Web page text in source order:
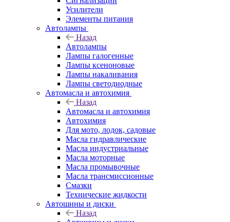
Усилители
Элементы питания
Автолампы
Назад
Автолампы
Лампы галогенные
Лампы ксеноновые
Лампы накаливания
Лампы светодиодные
Автомасла и автохимия
Назад
Автомасла и автохимия
Автохимия
Для мото, лодок, садовые
Масла гидравлические
Масла индустриальные
Масла моторные
Масла промывочные
Масла трансмиссионные
Смазки
Технические жидкости
Автошины и диски
Назад